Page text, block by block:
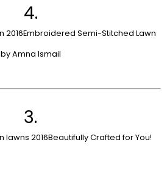
4.
Embroidered Semi-Stitched Lawn
by Amna Ismail
3.
Beautifully Crafted for You!